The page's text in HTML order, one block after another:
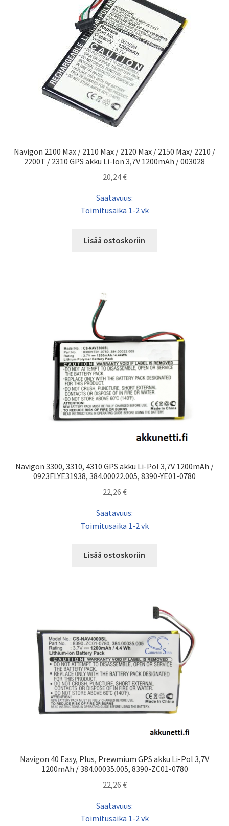
Navigon 2100 Max / 2110 Max / 2120 Max / 2150 Max/ 2210 /
2200T / 2310 GPS akku Li-Ion 3,7V 1200mAh / 003028
20,24€
Saatavuus:
Toimitusaika 1-2 vk
Lisää ostoskoriin
Navigon 3300, 3310, 4310 GPS akku Li-Pol 3,7V 1200mAh /
0923FLYE31938, 384.00022.005, 8390-YE01-0780
22,26 €
Saatavuus:
Toimitusaika 1-2 vk
Lisää ostoskoriin
Navigon 40 Easy, Plus, Prewmium GPS akku Li-Pol 3,7V
1200mAh / 384.00035.005, 8390-ZC01-0780
22,26 €
Saatavuus:
Toimitusaika 1-2 vk